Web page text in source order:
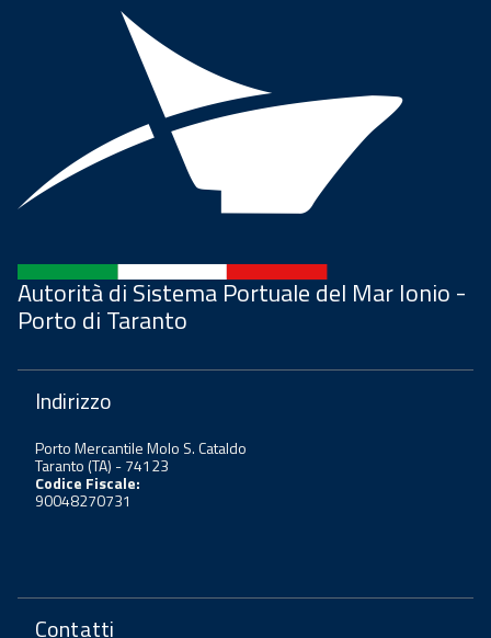
Autorità di Sistema Portuale del Mar Ionio -
Porto di Taranto
Indirizzo
Porto Mercantile Molo S. Cataldo
Taranto (TA) - 74123
Codice Fiscale:
90048270731
Contatti